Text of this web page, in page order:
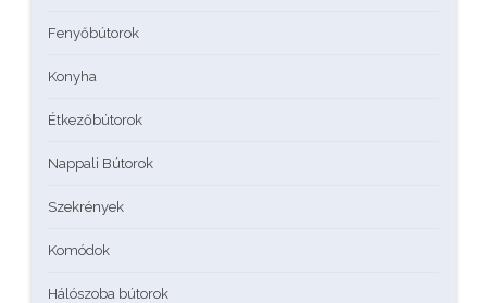
Fenyőbútorok
Konyha
Étkezőbútorok
Nappali Bútorok
Szekrények
Komódok
Hálószoba bútorok